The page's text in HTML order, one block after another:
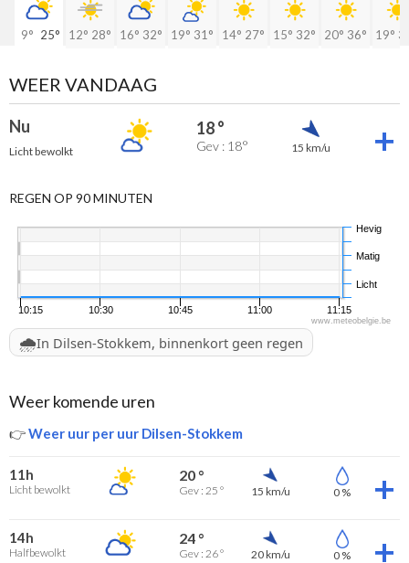
9° 25° 12° 28° 16° 32° 19° 31° 14° 27° 15° 32° 20° 36° 19°
WEER VANDAAG
Nu
Licht bewolkt
18 °
Gev : 18° 15 km/u
REGEN OP 90 MINUTEN
10:15 10:30 10:45 11:00 11:15
Licht
Matig
Hevig
www.meteobelgie.be
🌧️In Dilsen-Stokkem, binnenkort geen regen
Weer komende uren
👉Weer uur per uur Dilsen-Stokkem
11h
Licht bewolkt
20 °
Gev : 25 ° 15 km/u 0 %
14h
Halfbewolkt
24 °
Gev : 26 ° 20 km/u 0 %